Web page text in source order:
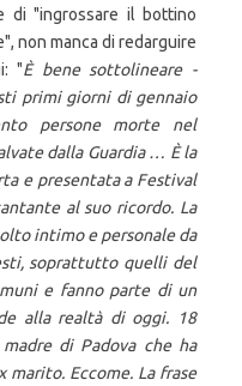
di "ingrossare il bottino
non manca di redarguire
"È bene sottolineare -
primi giorni di gennaio
persone morte nel
dalla Guardia … È la
e presentata a Festival
al suo ricordo. La
intimo e personale da
soprattutto quelli del
e fanno parte di un
alla realtà di oggi. 18
di Padova che ha
marito. Eccome. La frase